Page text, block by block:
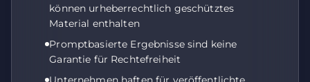
können urheberrechtlich geschütztes
Material enthalten
Promptbasierte Ergebnisse sind keine
Garantie für Rechtefreiheit